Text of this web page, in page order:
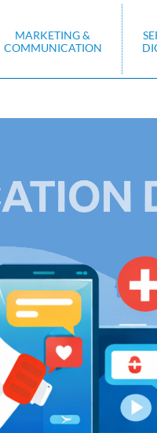
MARKETING &
COMMUNICATION